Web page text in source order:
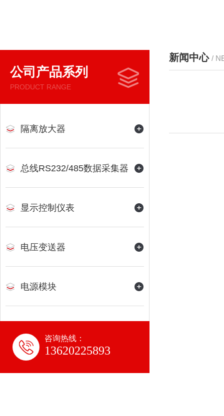
公司产品系列
PRODUCT RANGE
隔离放大器
总线RS232/485数据采集器
显示控制仪表
电压变送器
电源模块
咨询热线：
13620225893
新闻中心 /